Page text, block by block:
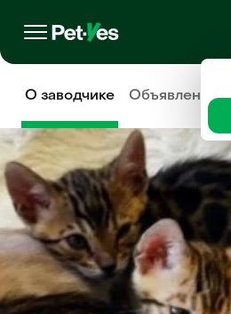
О заводчике Объявления